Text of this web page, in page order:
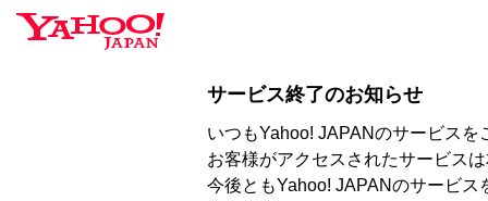
サービス終了のお知らせ
いつもYahoo! JAPANのサービス
お客様がアクセスされたサービス
今後ともYahoo! JAPANのサービ